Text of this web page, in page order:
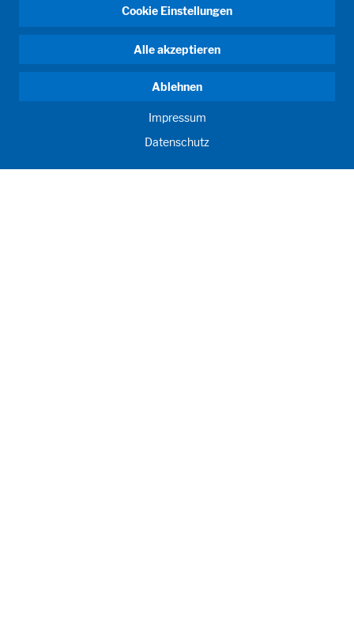
Cookie Einstellungen
Alle akzeptieren
Ablehnen
Impressum
Datenschutz